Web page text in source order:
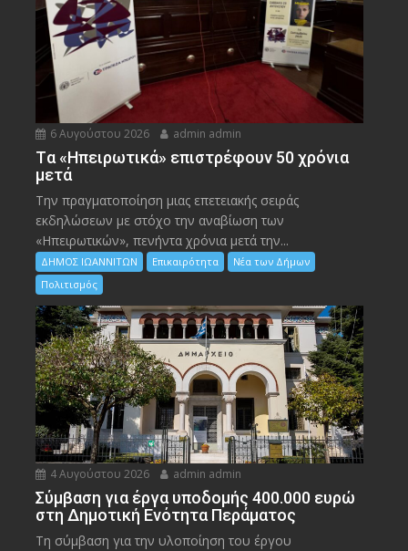
6 Αυγούστου 2026 admin admin
Tα «Ηπειρωτικά» επιστρέφουν 50 χρόνια
μετά
Την πραγματοποίηση μιας επετειακής σειράς
εκδηλώσεων με στόχο την αναβίωση των
«Ηπειρωτικών», πενήντα χρόνια μετά την...
ΔΗΜΟΣ ΙΩΑΝΝΙΤΩΝ Επικαιρότητα
Νέα των Δήμων
Πολιτισμός
4 Αυγούστου 2026 admin admin
Σύμβαση για έργα υποδομής 400.000 ευρώ
στη Δημοτική Ενότητα Περάματος
Τη σύμβαση για την υλοποίηση του έργου